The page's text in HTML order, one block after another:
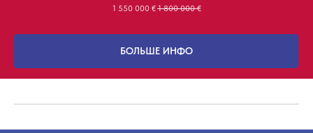
1 550 000 € 1 800 000 €
БОЛЬШЕ ИНФО